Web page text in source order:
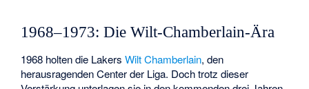
1968–1973: Die Wilt-Chamberlain-Ära
1968 holten die LakersWilt Chamberlain, den
herausragenden Center der Liga. Doch trotz dieser